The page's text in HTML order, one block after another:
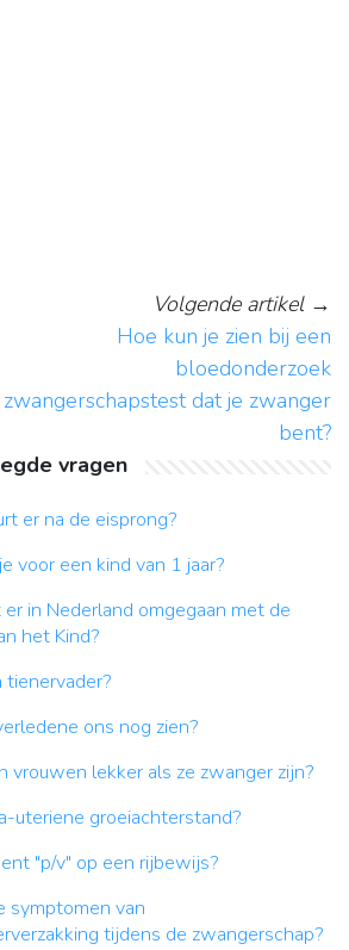
Volgende artikel→
Hoe kun je zien bij een
bloedonderzoek
zwangerschapstest dat je zwanger
bent?
vragen
er na de eisprong?
voor een kind van 1 jaar?
in Nederland omgegaan met de
het Kind?
ons nog zien?
vrouwen lekker als ze zwanger zijn?
uteriene groeiachterstand?
"p/v" op een rijbewijs?
symptomen van
tijdens de zwangerschap?